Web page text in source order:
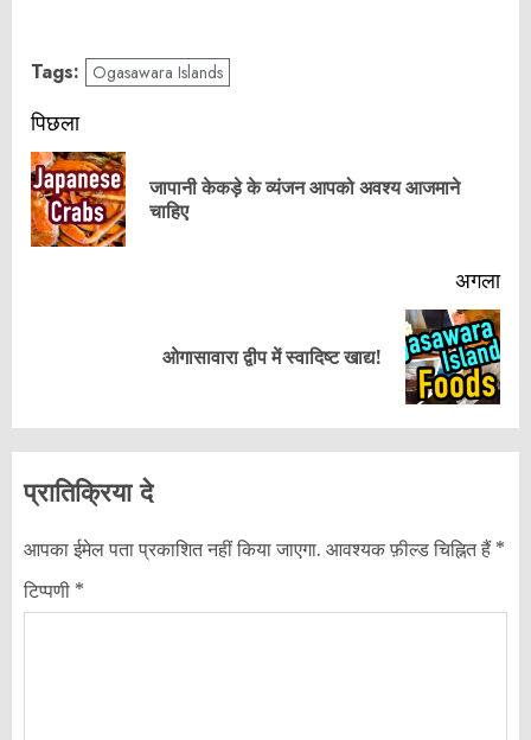
Tags: Ogasawara Islands
पोस्ट
नेविगेशन
पिछला
जापानी केकड़े के व्यंजन आपको अवश्य आजमाने
चाहिए
अगला
ओगासावारा द्वीप में स्वादिष्ट खाद्य!
प्रातिक्रिया दे
आपका ईमेल पता प्रकाशित नहीं किया जाएगा. आवश्यक फ़ील्ड चिह्नित हैं*
टिप्पणी *